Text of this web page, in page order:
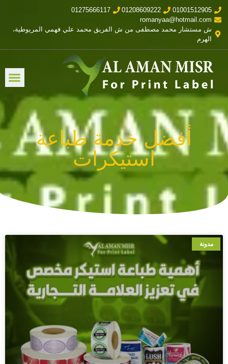
01001512905
01208609222
01275666117
romanyaa@hotmail.com
ش مستشار محمد مصطفى من ش الفريق محمد علي فهمي المريوطية،
الهرم
أفضل خدمة طباعة
استيكرات
مدونة